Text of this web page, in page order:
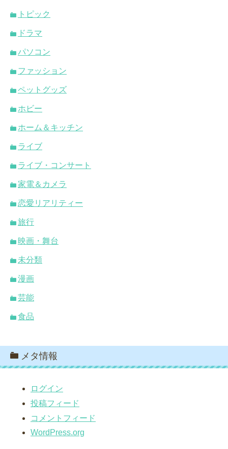
トピック
ドラマ
パソコン
ファッション
ペットグッズ
ホビー
ホーム＆キッチン
ライブ
ライブ・コンサート
家電＆カメラ
恋愛リアリティー
旅行
映画・舞台
未分類
漫画
芸能
食品
メタ情報
ログイン
投稿フィード
コメントフィード
WordPress.org